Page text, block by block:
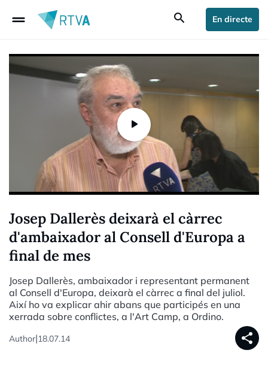
drag_handle search En directe
Josep Dallerès deixarà el càrrec
d'ambaixador al Consell d'Europa a
final de mes
Josep Dallerès, ambaixador i representant permanent
al Consell d'Europa, deixarà el càrrec a final del juliol.
Així ho va explicar ahir abans que participés en una
xerrada sobre conflictes, a l'Art Camp, a Ordino.
Author|18.07.14 share